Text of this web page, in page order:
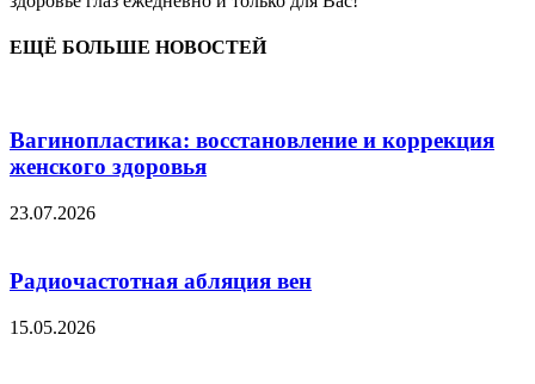
ЕЩЁ БОЛЬШЕ НОВОСТЕЙ
Вагинопластика: восстановление и коррекция
женского здоровья
23.07.2026
Радиочастотная абляция вен
15.05.2026